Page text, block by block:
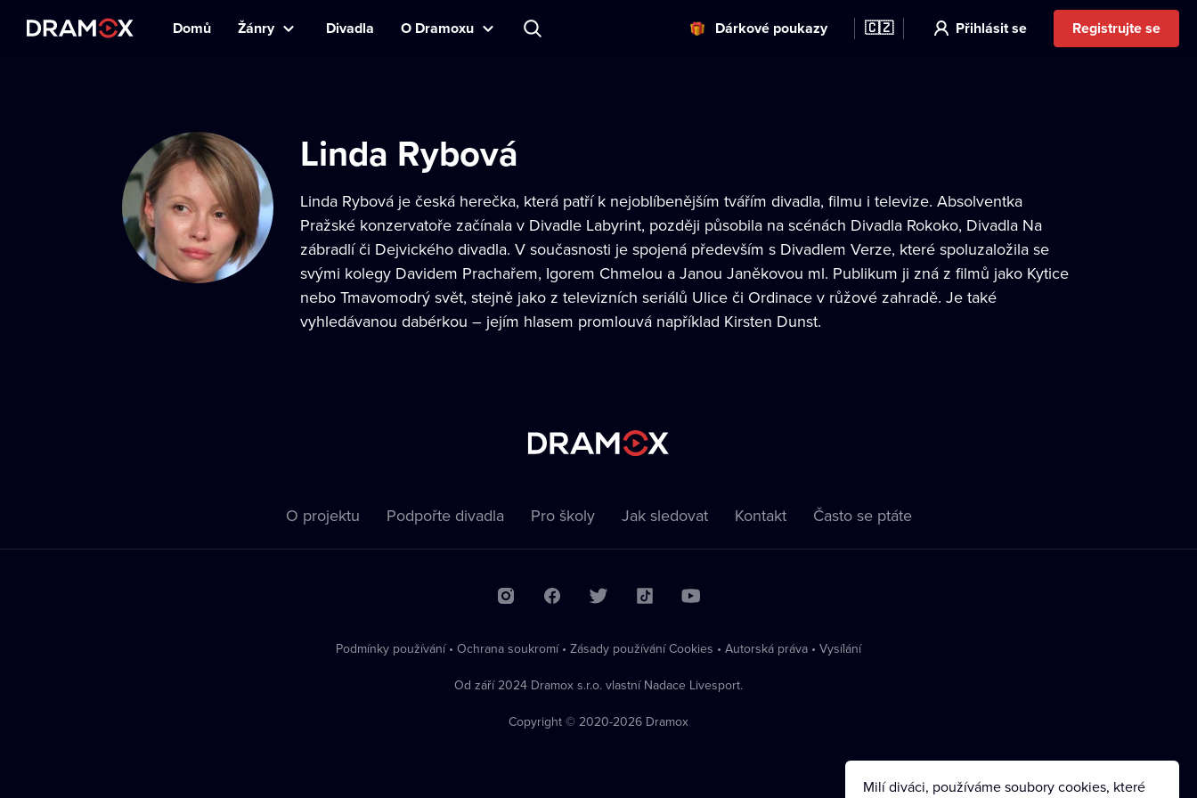
Domů Žánry Divadla O Dramoxu Dárkové poukazy 🇨🇿 Přihlásit se Registrujte se
Linda Rybová
Linda Rybová je česká herečka, která patří k nejoblíbenějším tvářím divadla, filmu i televize. Absolventka
Pražské konzervatoře začínala v Divadle Labyrint, později působila na scénách Divadla Rokoko, Divadla Na
zábradlí či Dejvického divadla. V současnosti je spojená především s Divadlem Verze, které spoluzaložila se
svými kolegy Davidem Prachařem, Igorem Chmelou a Janou Janěkovou ml. Publikum ji zná z filmů jako Kytice
nebo Tmavomodrý svět, stejně jako z televizních seriálů Ulice či Ordinace v růžové zahradě. Je také
vyhledávanou dabérkou – jejím hlasem promlouvá například Kirsten Dunst.
O projektu Podpořte divadla Pro školy Jak sledovat Kontakt Často se ptáte
Podmínky používání • Ochrana soukromí • Zásady používání Cookies • Autorská práva • Vysílání
Od září 2024 Dramox s.r.o. vlastní Nadace Livesport.
Copyright © 2020-2026 Dramox
Milí diváci, používáme soubory cookies, které